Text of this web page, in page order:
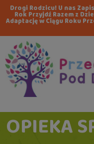
Drogi Rodzicu! U nas
Rok Przyjdź Razem z
Adaptację w Ciągu Roku
OPIEKA